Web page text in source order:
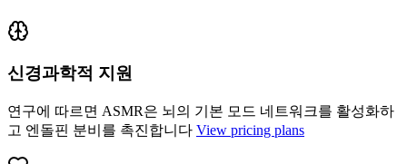
신경과학적 지원
연구에 따르면 ASMR은 뇌의 기본 모드 네트워크를 활성화하
고 엔돌핀 분비를 촉진합니다 View pricing plans